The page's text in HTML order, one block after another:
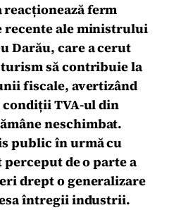
reacționează ferm
recente ale ministrului
Darău, care a cerut
să contribuie la
fiscale, avertizând
condiții TVA-ul din
neschimbat.
public în urmă cu
perceput de o parte a
drept o generalizare
întregii industrii.